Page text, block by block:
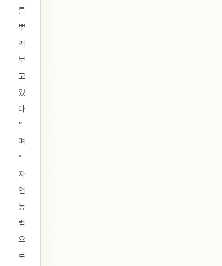
를
뿌
려
보
고
있
다
”
며
“
자
연
농
법
으
로